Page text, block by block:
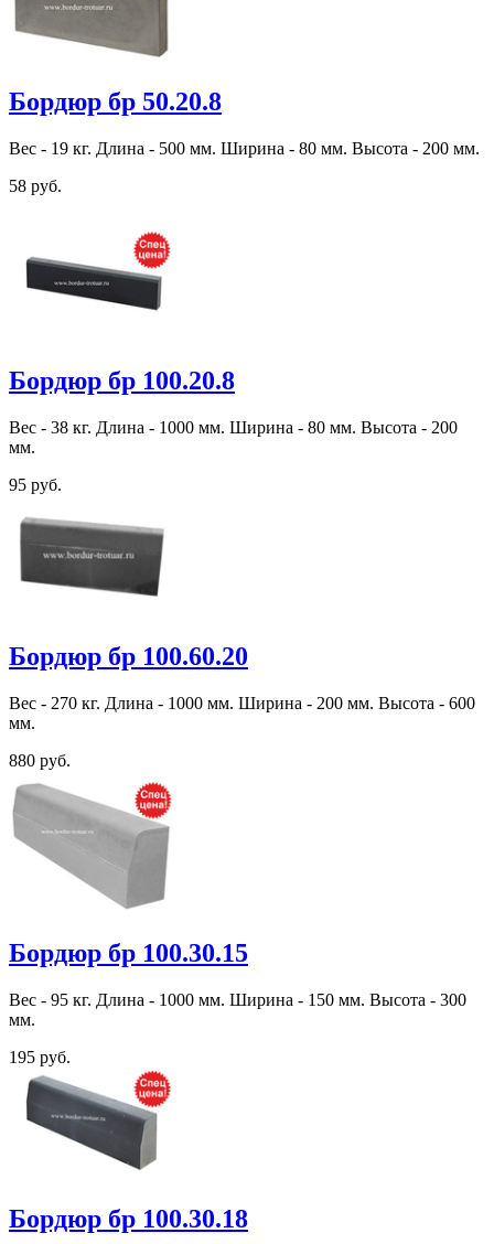
Бордюр бр 50.20.8
Вес - 19 кг. Длина - 500 мм. Ширина - 80 мм. Высота - 200 мм.
58 руб.
Бордюр бр 100.20.8
Вес - 38 кг. Длина - 1000 мм. Ширина - 80 мм. Высота - 200
мм.
95 руб.
Бордюр бр 100.60.20
Вес - 270 кг. Длина - 1000 мм. Ширина - 200 мм. Высота - 600
мм.
880 руб.
Бордюр бр 100.30.15
Вес - 95 кг. Длина - 1000 мм. Ширина - 150 мм. Высота - 300
мм.
195 руб.
Бордюр бр 100.30.18